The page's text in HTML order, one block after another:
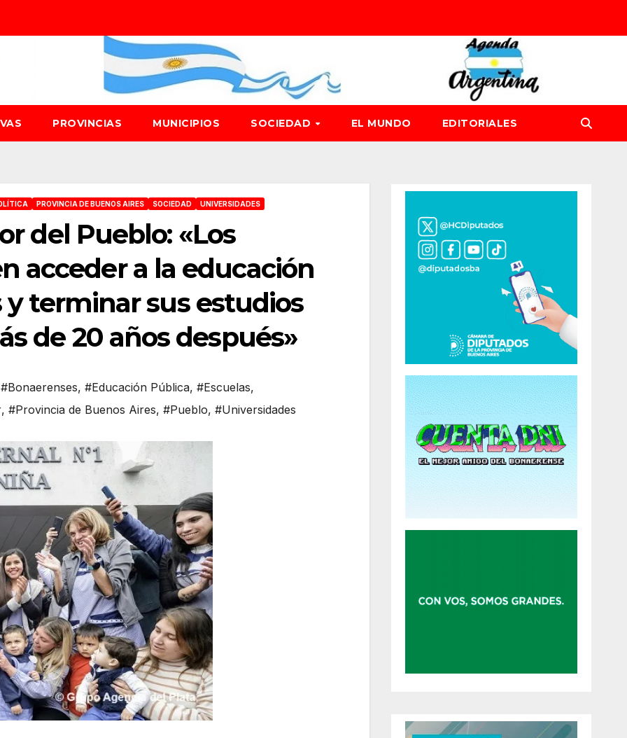
PROVINCIAS MUNICIPIOS SOCIEDAD EL MUNDO EDITORIALES
PROVINCIA DE BUENOS AIRES SOCIEDAD UNIVERSIDADES
del Pueblo: «Los
acceder a la educación
y terminar sus estudios
de 20 años después»
#Bonaerenses, #Educación Pública, #Escuelas,
, #Provincia de Buenos Aires, #Pueblo, #Universidades